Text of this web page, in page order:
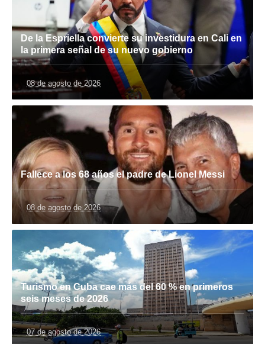
De la Espriella convierte su investidura en Cali en
la primera señal de su nuevo gobierno
08 de agosto de 2026
Fallece a los 68 años el padre de Lionel Messi
08 de agosto de 2026
Turismo en Cuba cae más del 60 % en primeros
seis meses de 2026
07 de agosto de 2026